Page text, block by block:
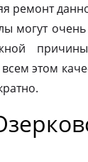
ремонт
могут очень
этом